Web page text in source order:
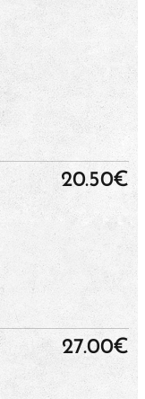
20.50€
27.00€